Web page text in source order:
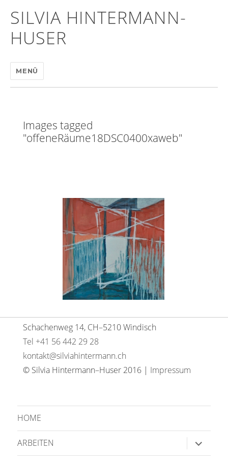
SILVIA HINTERMANN-
HUSER
MENÜ
Images tagged
"offeneRäume18DSC0400xaweb"
Schachenweg 14, CH–5210 Windisch
Tel +41 56 442 29 28
kontakt@silviahintermann.ch
© Silvia Hintermann–Huser 2016 | Impressum
HOME
ARBEITEN